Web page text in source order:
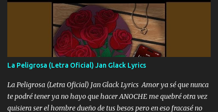
fajado y mi R terciado me van a ver allá por TJ para un licenciado
mando un abrazo andamos al cien Choritas también Música
Ando en la colonia bien acelerado traigo un M2 que nunca me ha
fallado para mi compadre mandó un fuerte abrazo también al
Especial sabe que lo apreciamos En los mejores antros me verán
tomando con mujeres hermosas y botellas destapando siempre
bien cuidado bien atrabancado y a los que me conocen ya saben de
lo que hablo Entre lob...
La Peligrosa (Letra Oficial) Jan Glack Lyrics
La Peligrosa (Letra Oficial) Jan Glack Lyrics Amor ya sé que nunca
te podré tener ya no hayo que hacer ANOCHE me quebré otra vez
quisiera ser el hombre dueño de tus besos pero en eso fracasé no